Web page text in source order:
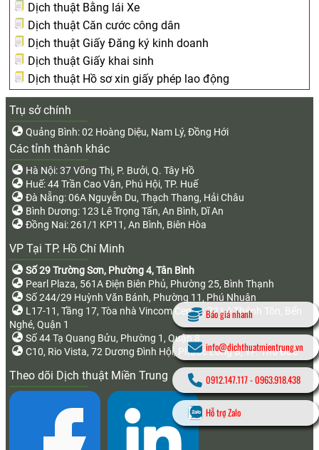
Dịch thuật Bằng lái Xe
Dịch thuật Căn cước công dân
Dịch thuật Giấy Đăng ký kinh doanh
Dịch thuật Giấy khai sinh
Dịch thuật Hồ sơ xin giấy phép lao động
Trụ sở chính
Quảng Bình: 02 Hoàng Diệu, Nam Lý, Đồng Hới
Các tỉnh thành khác
Hà Nội: 37 Võng Thị, P. Bưởi, Q. Tây Hồ
Huế: 44 Trần Cao Vân, Phú Hội, TP. Huế
Đà Nẵng: 06A Nguyễn Du, Thạch Thang, Hải Châu
Bình Dương: 123 Lê Trọng Tấn, An Bình, Dĩ An
Đồng Nai: 261/1 KP11, An Bình, Biên Hòa
VP Tại TP. Hồ Chí Minh
Số 29 Trường Sơn, Phường 4, Tân Bình
Pearl Plaza, 561A Điện Biên Phủ, Phường 25, Bình Thạnh
Số 244/29 Huỳnh Văn Bánh, Phường 11, Phú Nhuận
L17-11, Tầng 17, Tòa nhà Vincom Center, 72 Lê Thánh Tôn, Bến
Nghé, Quận 1
Số 44 Tạ Quang Bửu, Phường 1, Quận 8
C10, Rio Vista, 72 Dương Đình Hội, Phước Long B, TP. Thủ Đức
Theo dõi Dịch thuật Miền Trung
Báo giá nhanh
info@dichthuatmientrung.vn
0912.147.117-0963.918.438
Hỗ trợ Zalo